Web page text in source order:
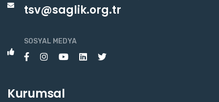
tsv@saglik.org.tr
SOSYAL MEDYA
Kurumsal